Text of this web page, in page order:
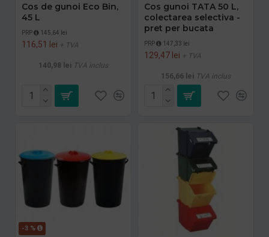
Cos de gunoi Eco Bin,
45 L
PRP 145,64 lei
116,51 lei + TVA
140,98 lei TVA inclus
Cos gunoi TATA 50 L,
colectarea selectiva -
pret per bucata
PRP 147,33 lei
129,47 lei + TVA
156,66 lei TVA inclus
-3 %